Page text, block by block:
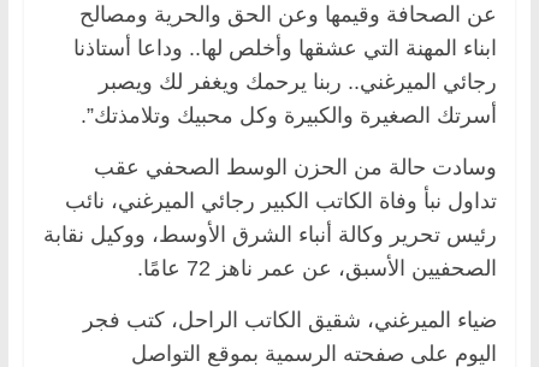
عن الصحافة وقيمها وعن الحق والحرية ومصالح
ابناء المهنة التي عشقها وأخلص لها.. وداعا أستاذنا
رجائي الميرغني.. ربنا يرحمك ويغفر لك ويصبر
أسرتك الصغيرة والكبيرة وكل محبيك وتلامذتك”.
وسادت حالة من الحزن الوسط الصحفي عقب
تداول نبأ وفاة الكاتب الكبير رجائي الميرغني، نائب
رئيس تحرير وكالة أنباء الشرق الأوسط، ووكيل نقابة
الصحفيين الأسبق، عن عمر ناهز 72 عامًا.
ضياء الميرغني، شقيق الكاتب الراحل، كتب فجر
اليوم على صفحته الرسمية بموقع التواصل